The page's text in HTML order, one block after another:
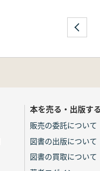
本を売る・出版する
販売の委託について
図書の出版について
図書の買取について